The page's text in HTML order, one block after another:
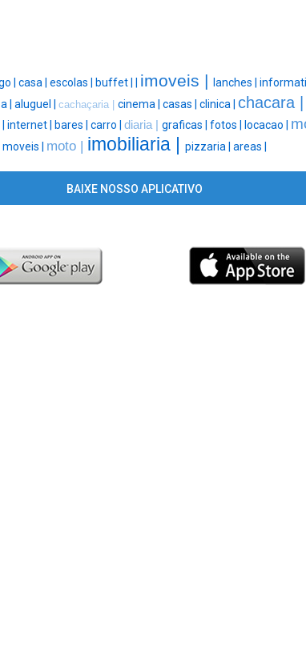
| casa | escolas | buffet | imoveis | lanches |
| aluguel | cachaçaria | cinema | casas | clinica | chacara |
internet | bares | carro | diaria | graficas | fotos | locacao |
moveis | moto | imobiliaria | pizzaria | areas |
BAIXE NOSSO APLICATIVO